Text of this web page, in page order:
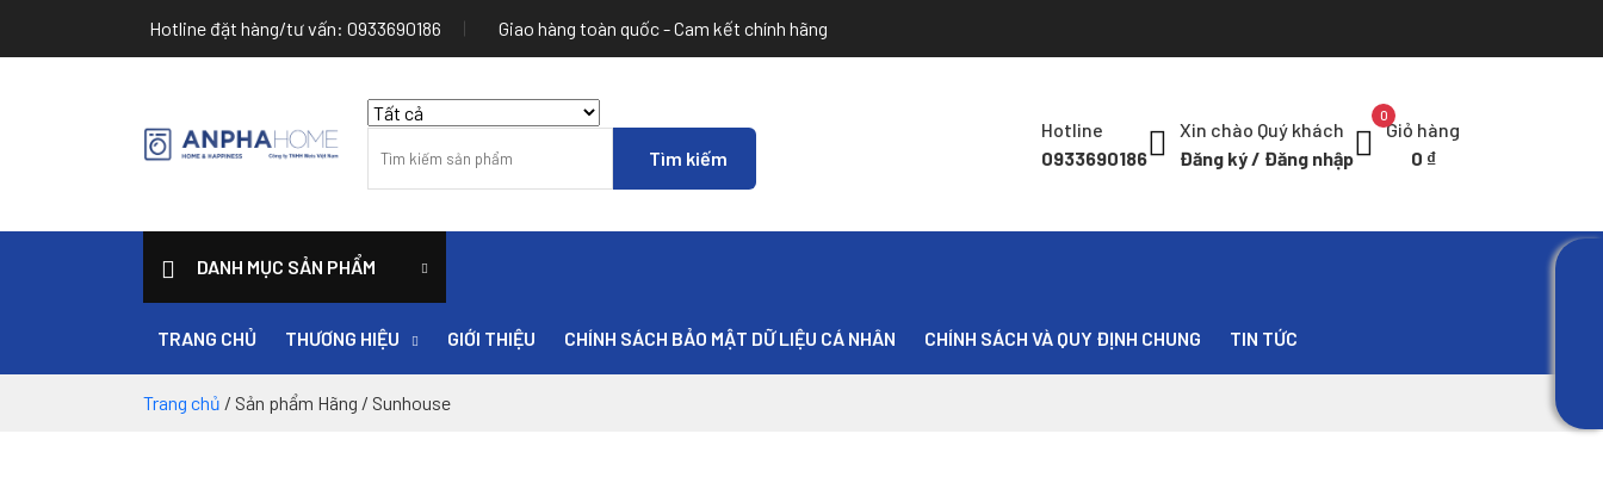
Hotline đặt hàng/tư vấn: 0933690186 Giao hàng toàn quốc - Cam kết chính hãng
Hotline
0933690186
Xin chào Quý khách
Đăng ký / Đăng nhập
0
Giỏ hàng
0 ₫
DANH MỤC SẢN PHẨM
TRANG CHỦ THƯƠNG HIỆU GIỚI THIỆU CHÍNH SÁCH BẢO MẬT DỮ LIỆU CÁ NHÂN CHÍNH SÁCH VÀ QUY ĐỊNH CHUNG TIN TỨC
Trang chủ / Sản phẩm Hãng / Sunhouse